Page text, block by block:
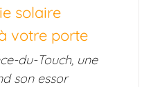
solaire
votre porte
du-Touch, une
son essor